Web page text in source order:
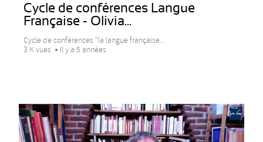
Cycle de conférences Langue
Française - Olivia...
Cycle de conférences "la langue française...
3 K vues
Il y a 5 années